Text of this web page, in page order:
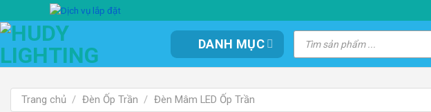
qua
nội
dung
DANH MỤC
Tìm
kiếm
sản
phẩm
Trang chủ / Đèn Ốp Trần / Đèn Mâm LED Ốp Trần